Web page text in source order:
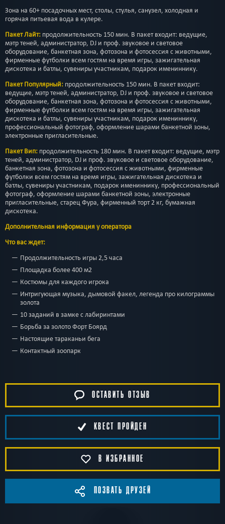
Зона на 60+ посадочных мест, столы, стулья, санузел, холодная и
горячая питьевая вода в кулере.
Пакет Лайт: продолжительность 150 мин. В пакет входит: ведущие,
мэтр теней, администратор, DJ и проф. звуковое и световое
оборудование, банкетная зона, фотозона и фотосессия с животными,
фирменные футболки всем гостям на время игры, зажигательная
дискотека и батлы, сувениры участникам, подарок имениннику.
Пакет Популярный: продолжительность 150 мин. В пакет входит:
ведущие, мэтр теней, администратор, DJ и проф. звуковое и световое
оборудование, банкетная зона, фотозона и фотосессия с животными,
фирменные футболки всем гостям на время игры, зажигательная
дискотека и батлы, сувениры участникам, подарок имениннику,
профессиональный фотограф, оформление шарами банкетной зоны,
электронные пригласительные.
Пакет Вип: продолжительность 180 мин. В пакет входит: ведущие, мэтр
теней, администратор, DJ и проф. звуковое и световое оборудование,
банкетная зона, фотозона и фотосессия с животными, фирменные
футболки всем гостям на время игры, зажигательная дискотека и
батлы, сувениры участникам, подарок имениннику, профессиональный
фотограф, оформление шарами банкетной зоны, электронные
пригласительные, старец Фура, фирменный торт 2 кг, бумажная
дискотека.
Дополнительная информация у оператора
Что вас ждет:
Продолжительность игры 2,5 часа
Площадка более 400 м2
Костюмы для каждого игрока
Интригующая музыка, дымовой факел, легенда про килограммы
золота
10 заданий в замке с лабиринтами
Борьба за золото Форт Боярд
Настоящие тараканьи бега
Контактный зоопарк
ОСТАВИТЬ ОТЗЫВ
КВЕСТ ПРОЙДЕН
В ИЗБРАННОЕ
ПОЗВАТЬ ДРУЗЕЙ